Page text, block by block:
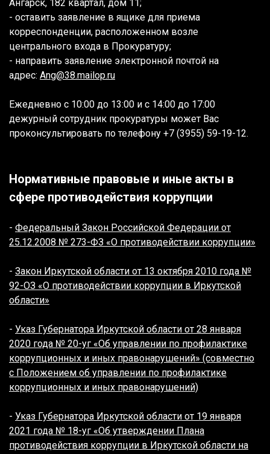
Ангарск, 182 квартал, дом 11;
- оставить заявление в ящике для приема
корреспонденции, расположенном возле
центрального входа в Прокуратуру;
- направить заявление электронной почтой на
адрес: Ang@38.mailop.ru
Ежедневно с 10:00 до 13:00 и с 14:00 до 17:00
дежурный сотрудник прокуратуры может Вас
проконсультировать по телефону +7 (3955) 59-19-12.
Нормативные правовые и иные акты в
сфере противодействия коррупции
- Федеральный Закон Российской Федерации от
25.12.2008 № 273-ФЗ «О противодействии коррупции»
- Закон Иркутской области от 13 октября 2010 года №
92-ОЗ «О противодействии коррупции в Иркутской
области»
- Указ Губернатора Иркутской области от 28 января
2020 года № 20-уг «Об управлении по профилактике
коррупционных и иных правонарушений» (совместно
с Положением об управлении по профилактике
коррупционных и иных правонарушений)
- Указ Губернатора Иркутской области от 19 января
2021 года № 18-уг «Об утверждении Плана
противодействия коррупции в Иркутской области на